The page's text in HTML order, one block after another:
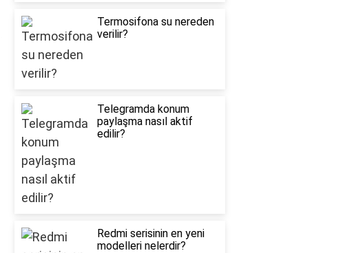
Termosifona su nereden
verilir?
Telegramda konum
paylaşma nasıl aktif
edilir?
Redmi serisinin en yeni
modelleri nelerdir?